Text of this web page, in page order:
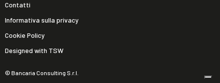
© Bancaria Consulting S.r.l.
Contatti
Informativa sulla privacy
Cookie Policy
Designed with TSW